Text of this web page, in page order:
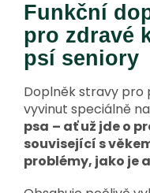
Funkční
pro zdravé
psí seniory
Doplněk stravy pro
vyvinut speciálně na
psa – ať už jde o
související s
problémy, jako je